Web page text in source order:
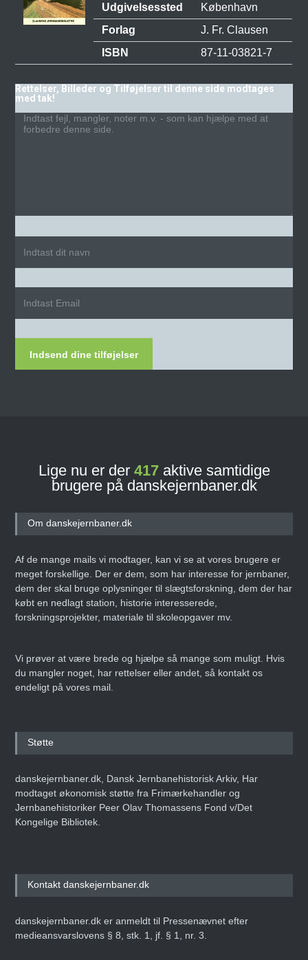
Udgivelsessted
København
Forlag
J. Fr. Clausen
ISBN
87-11-03821-7
Rettelser, Billeder og Tilføjelser til denne side modtages
med tak!
Indsend dine tilføjelser
Lige nu er der 417aktive samtidige
brugere på danskejernbaner.dk
Om danskejernbaner.dk
Af de mange mails vi modtager, kan vi se at vores brugere er
meget forskellige. Der er dem, som har interesse for jernbaner,
dem der skal bruge oplysninger til slægtsforskning, dem der har
købt en nedlagt station, historie interesserede,
forskningsprojekter, materiale til skoleopgaver mv.
Vi prøver at være brede og hjælpe så mange som muligt. Hvis
du mangler noget, har rettelser eller andet, så kontakt os
endeligt på vores mail.
Støtte
danskejernbaner.dk, Dansk Jernbanehistorisk Arkiv, Har
modtaget økonomisk støtte fra Frimærkehandler og
Jernbanehistoriker Peer Olav Thomassens Fond v/Det
Kongelige Bibliotek.
Kontakt danskejernbaner.dk
danskejernbaner.dk er anmeldt til Pressenævnet efter
medieansvarslovens § 8, stk. 1, jf. § 1, nr. 3.